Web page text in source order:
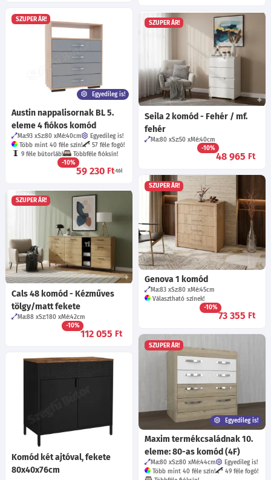
SZUPER ÁR!
Egyedileg is!
Austin nappalisornak BL 5.
eleme 4 fiókos komód
Ma:93 Sz:80 Mé:40cm
Egyedileg is!
Több mint 40 féle szín!
57 féle fogó!
9 féle bútorláb!
Többféle fióksín!
-10%
59 230 Ft-tól
SZUPER ÁR!
Seila 2 komód - Fehér / mf.
fehér
Ma:80 Sz:50 Mé:40cm
-10%
48 965 Ft
SZUPER ÁR!
Genova 1 komód
Ma:83 Sz:80 Mé:45cm
Választható színek!
-10%
73 355 Ft
SZUPER ÁR!
Cals 48 komód - Kézműves
tölgy/matt fekete
Ma:88 Sz:180 Mé:42cm
-10%
112 055 Ft
SZUPER ÁR!
Egyedileg is!
Maxim termékcsaládnak 10.
eleme: 80-as komód (4F)
Ma:80 Sz:80 Mé:44cm
Egyedileg is!
Több mint 40 féle szín!
49 féle fogó!
Komód két ajtóval, fekete
80x40x76cm